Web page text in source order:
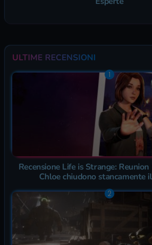
ULTIME RECENSIONI
Recensione Life is Strange:
Chloe chiudono stancamente